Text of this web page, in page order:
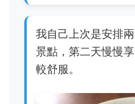
我自己上次是安排
景點，第二天慢慢
較舒服。